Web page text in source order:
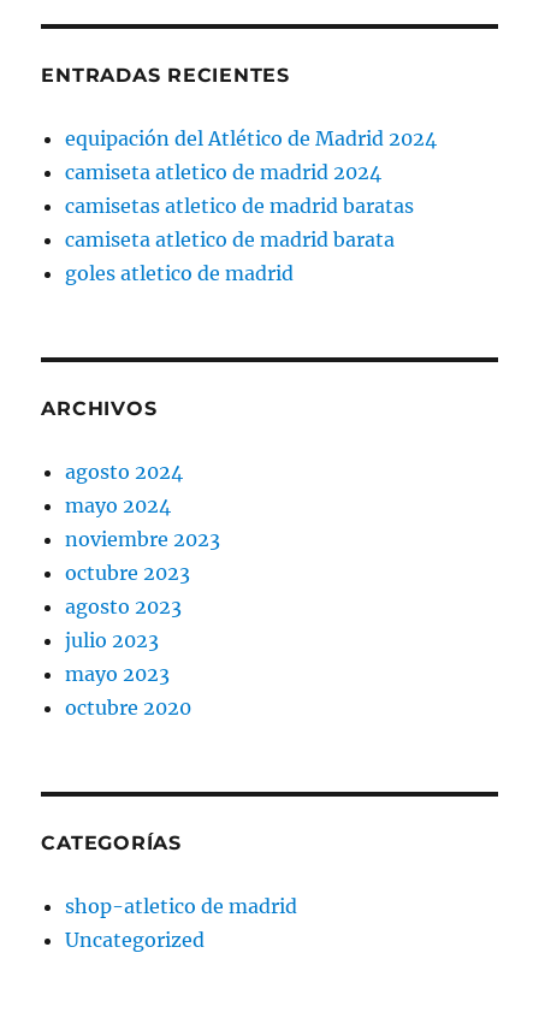
ENTRADAS RECIENTES
equipación del Atlético de Madrid 2024
camiseta atletico de madrid 2024
camisetas atletico de madrid baratas
camiseta atletico de madrid barata
goles atletico de madrid
ARCHIVOS
agosto 2024
mayo 2024
noviembre 2023
octubre 2023
agosto 2023
julio 2023
mayo 2023
octubre 2020
CATEGORÍAS
shop-atletico de madrid
Uncategorized